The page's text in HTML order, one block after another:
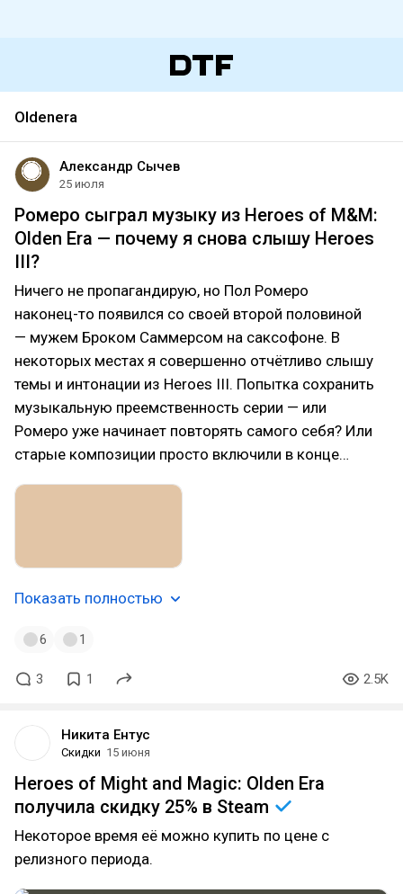
Oldenera
Александр Сычев
25 июля
Ромеро сыграл музыку из Heroes of M&M:
Olden Era — почему я снова слышу Heroes
III?
Ничего не пропагандирую, но Пол Ромеро
наконец-то появился со своей второй половиной
— мужем Броком Саммерсом на саксофоне. В
некоторых местах я совершенно отчётливо слышу
темы и интонации из Heroes III. Попытка сохранить
музыкальную преемственность серии — или
Ромеро уже начинает повторять самого себя? Или
старые композиции просто включили в конце…
Показать полностью
6 1
3 1 2.5K
Никита Ентус
Скидки 15 июня
Heroes of Might and Magic: Olden Era
получила скидку 25% в Steam
Некоторое время её можно купить по цене c
релизного периода.